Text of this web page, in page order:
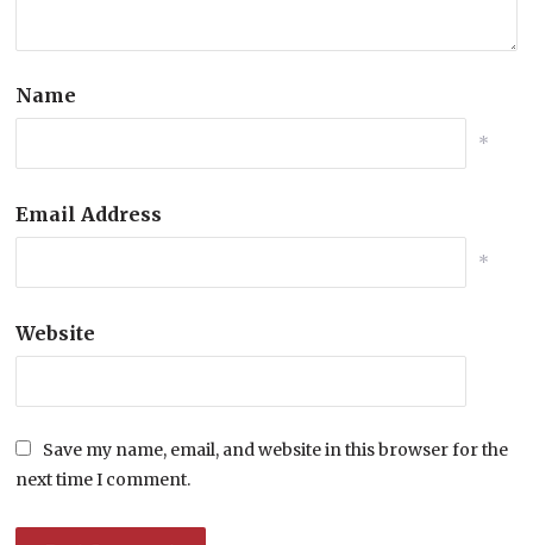
Name
*
Email Address
*
Website
Save my name, email, and website in this browser for the
next time I comment.